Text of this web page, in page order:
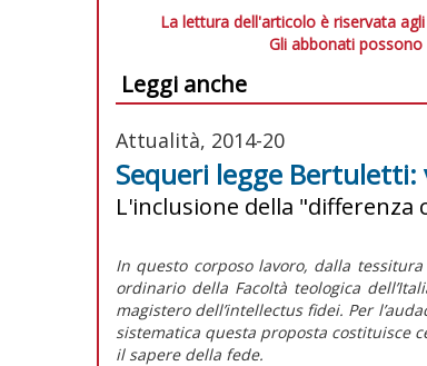
La lettura dell'articolo è riservata
Gli abbonati
Leggi anche
Attualità, 2014-20
Sequeri legge
L'inclusione della "differenza
In questo corposo lavoro, dalla
ordinario della Facoltà teologica
magistero dell’intellectus fidei. Per
sistematica questa proposta costituisce
il sapere della fede.